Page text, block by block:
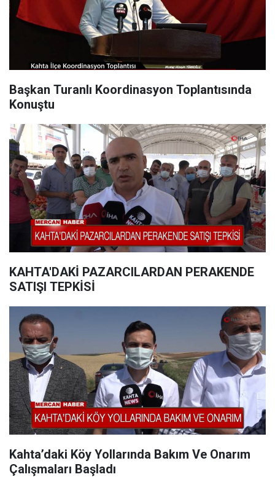
Başkan Turanlı Koordinasyon Toplantısında
Konuştu
KAHTA'DAKİ PAZARCILARDAN PERAKENDE
SATIŞI TEPKİSİ
Kahta’daki Köy Yollarında Bakım Ve Onarım
Çalışmaları Başladı